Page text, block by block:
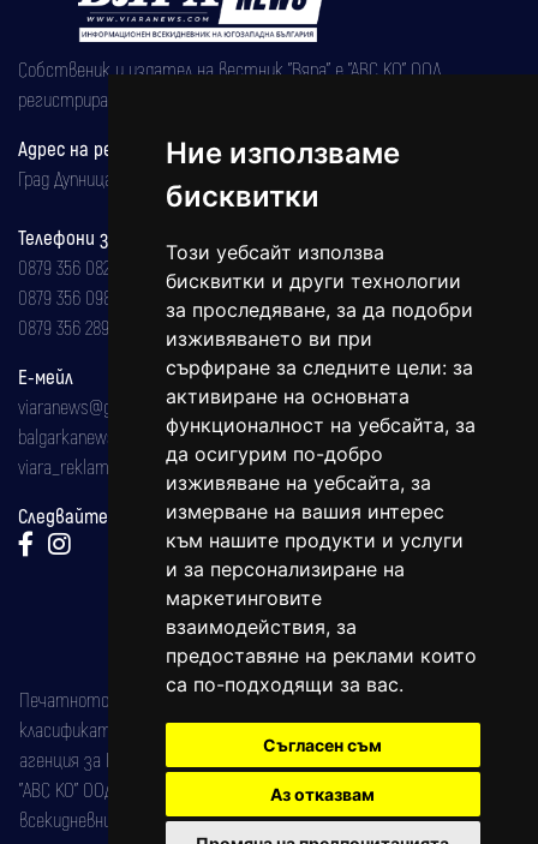
Ние използваме
бисквитки
Този уебсайт използва
бисквитки и други технологии
за проследяване, за да подобри
изживяването ви при
сърфиране за следните цели: за
активиране на основната
функционалност на уебсайта, за
да осигурим по-добро
изживяване на уебсайта, за
измерване на вашия интерес
към нашите продукти и услуги
и за персонализиране на
маркетинговите
взаимодействия, за
предоставяне на реклами които
са по-подходящи за вас.
Съгласен съм
Аз отказвам
Собственик и издател на вестник "Вяра" е "АВС КО" ООД,
регистрирана на 08.05.2002 година.
Адрес на редакцията
Град Дупница, ул.''Христо Ботев" 43
Телефони за реклама и абонаменти
0879 356 082
0879 356 098
0879 356 289
Е-мейл
viaranews@gmail.com
balgarkanews@gmail.com
viara_reklama@mail.bg
Следвайте ни:
Печатното издание на вестника е регистрирано в националния
класификатор на печатните издания (Българска национална
агенция за ISSN) под номер: ISSN 1312-4722.
"АВС КО" ООД е притежател на марката: Вяра информационен
всекидневник на югозападна България, със свидетелство за марка